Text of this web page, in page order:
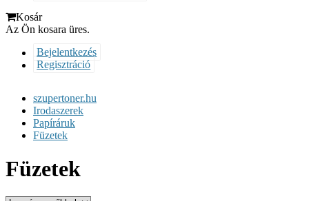
Kosár
Az Ön kosara üres.
Bejelentkezés
Regisztráció
szupertoner.hu
Irodaszerek
Papíráruk
Füzetek
Füzetek